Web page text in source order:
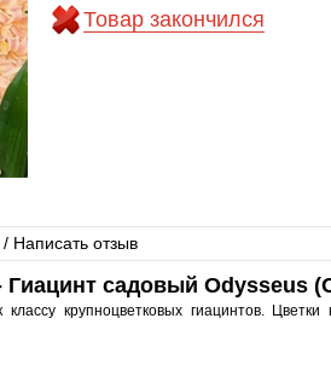
Товар закончился
/ Написать отзыв
садовый Odysseus
классу крупноцветковых гиацинтов. Цветки